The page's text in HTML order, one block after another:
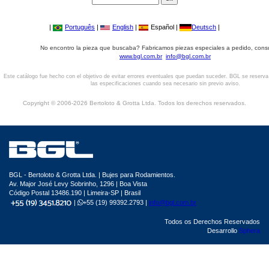
| Português | English | Español | Deutsch |
No encontro la pieza que buscaba? Fabricamos piezas especiales a pedido,
www.bgl.com.br info@bgl.com.br
Este catálogo fue hecho con el objetivo de evitar errores eventuales que puedan suceder. BGL se
las especificaciones cuando sea necesario sin previo aviso.
Copyright © 2006-2026 Bertoloto & Grotta Ltda. Todos los derechos reservados.
BGL - Bertoloto & Grotta Ltda. | Bujes para Rodamientos.
Av. Major José Levy Sobrinho, 1296 | Boa Vista
Código Postal 13486.190 | Limeira-SP | Brasil
|
+55 (19) 99392.2793 | info@bgl.com.br
Todos os Derechos Reservados
Desarrollo Sphera